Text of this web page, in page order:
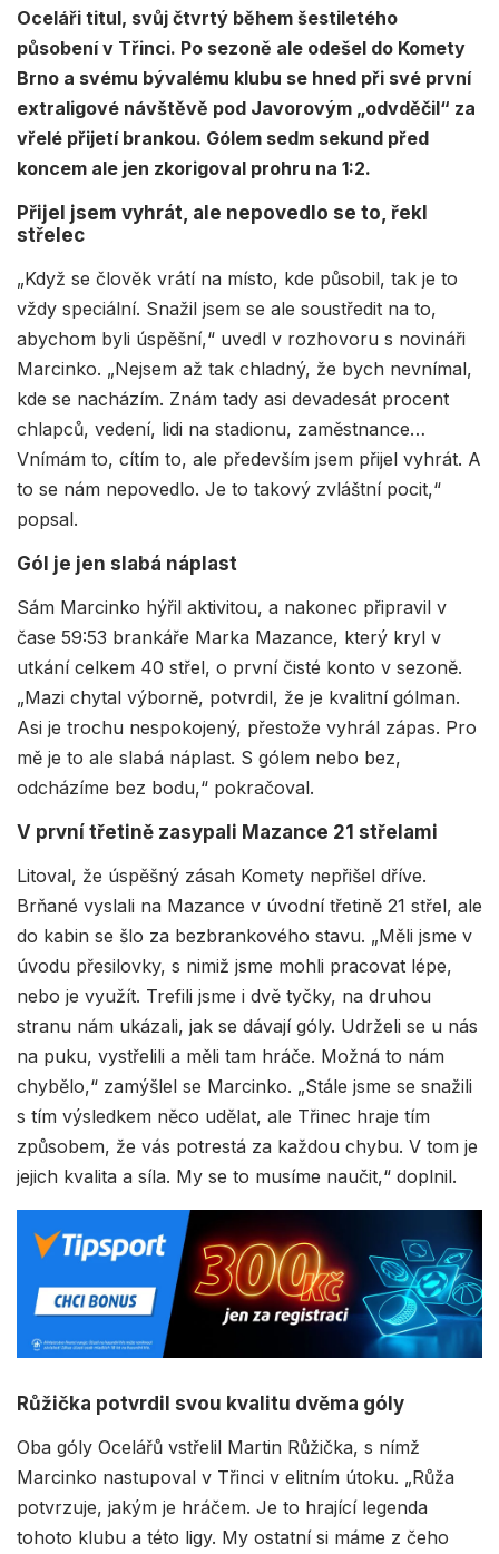
Oceláři titul, svůj čtvrtý během šestiletého
působení v Třinci. Po sezoně ale odešel do Komety
Brno a svému bývalému klubu se hned při své první
extraligové návštěvě pod Javorovým „odvděčil“ za
vřelé přijetí brankou. Gólem sedm sekund před
koncem ale jen zkorigoval prohru na 1:2.
Přijel jsem vyhrát, ale nepovedlo se to, řekl
střelec
„Když se člověk vrátí na místo, kde působil, tak je to
vždy speciální. Snažil jsem se ale soustředit na to,
abychom byli úspěšní,“ uvedl v rozhovoru s novináři
Marcinko. „Nejsem až tak chladný, že bych nevnímal,
kde se nacházím. Znám tady asi devadesát procent
chlapců, vedení, lidi na stadionu, zaměstnance…
Vnímám to, cítím to, ale především jsem přijel vyhrát. A
to se nám nepovedlo. Je to takový zvláštní pocit,“
popsal.
Gól je jen slabá náplast
Sám Marcinko hýřil aktivitou, a nakonec připravil v
čase 59:53 brankáře Marka Mazance, který kryl v
utkání celkem 40 střel, o první čisté konto v sezoně.
„Mazi chytal výborně, potvrdil, že je kvalitní gólman.
Asi je trochu nespokojený, přestože vyhrál zápas. Pro
mě je to ale slabá náplast. S gólem nebo bez,
odcházíme bez bodu,“ pokračoval.
V první třetině zasypali Mazance 21 střelami
Litoval, že úspěšný zásah Komety nepřišel dříve.
Brňané vyslali na Mazance v úvodní třetině 21 střel, ale
do kabin se šlo za bezbrankového stavu. „Měli jsme v
úvodu přesilovky, s nimiž jsme mohli pracovat lépe,
nebo je využít. Trefili jsme i dvě tyčky, na druhou
stranu nám ukázali, jak se dávají góly. Udrželi se u nás
na puku, vystřelili a měli tam hráče. Možná to nám
chybělo,“ zamýšlel se Marcinko. „Stále jsme se snažili
s tím výsledkem něco udělat, ale Třinec hraje tím
způsobem, že vás potrestá za každou chybu. V tom je
jejich kvalita a síla. My se to musíme naučit,“ doplnil.
Růžička potvrdil svou kvalitu dvěma góly
Oba góly Ocelářů vstřelil Martin Růžička, s nímž
Marcinko nastupoval v Třinci v elitním útoku. „Růža
potvrzuje, jakým je hráčem. Je to hrající legenda
tohoto klubu a této ligy. My ostatní si máme z čeho